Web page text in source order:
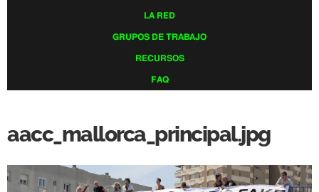
LA RED
GRUPOS DE TRABAJO
RECURSOS
FAQ
aacc_mallorca_principal.jpg